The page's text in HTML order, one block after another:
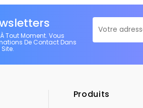
Tout Moment. Vous
De Contact Dans
Produits